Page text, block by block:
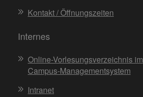
Kontakt / Öffnungszeiten
Internes
Online-Vorlesungsverzeichnis im
Campus-Managementsystem
Intranet